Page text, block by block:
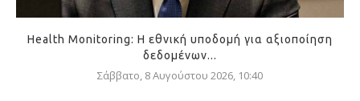
Health Monitoring: Η εθνική υποδομή για αξιοποίηση
δεδομένων...
Σάββατο, 8 Αυγούστου 2026, 10:40